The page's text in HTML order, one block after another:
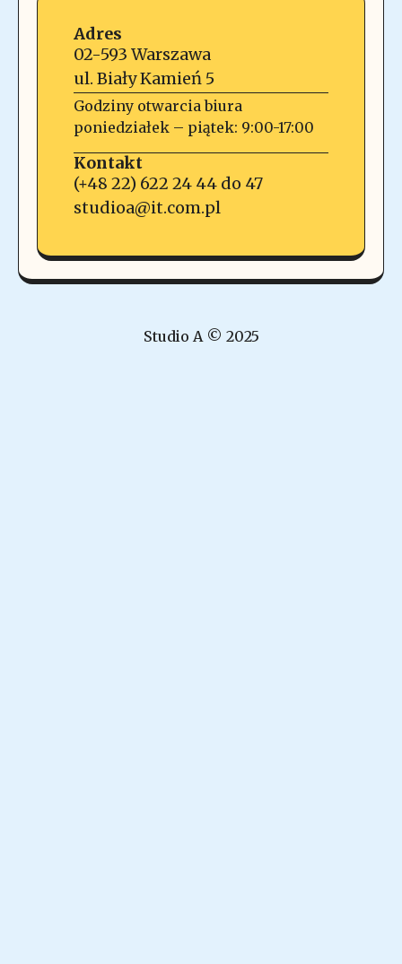
Adres
02-593 Warszawa
ul. Biały Kamień 5
Godziny otwarcia biura
poniedziałek – piątek: 9:00-17:00
Kontakt
(+48 22) 622 24 44 do 47
studioa@it.com.pl
Studio A © 2025